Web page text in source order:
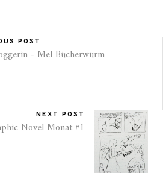
POST
- Mel Bücherwurm
NEXT POST
Novel Monat #1